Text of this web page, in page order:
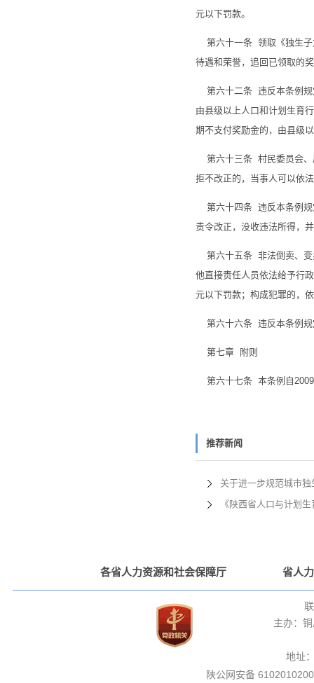
元以下罚款。
第六十一条 领取《独生子
待遇和荣誉，追回已领取的
第六十二条 违反本条例规
由县级以上人口和计划生育
期不支付奖励金的，由县级
第六十三条 村民委员会、
拒不改正的，当事人可以依
第六十四条 违反本条例规
责令改正，没收违法所得，
第六十五条 非法倒卖、变
他直接责任人员依法给予行
元以下罚款；构成犯罪的，
第六十六条 违反本条例规
第七章 附则
第六十七条 本条例自2009
推荐新闻
关于进一步规范城市
《陕西省人口与计划
各省人力资源和社会保障厅 省人
主办：
地址
陕公网安备